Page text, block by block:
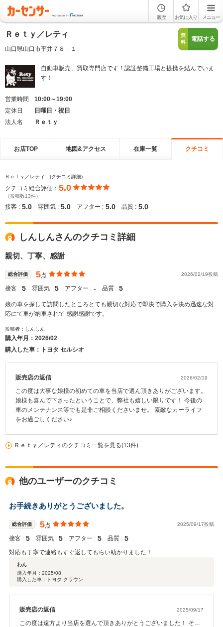
履歴 お気に入り メニュー
Ｒｅｔｙ／レティ
山口県山口市平井７８－１
無
料
電話する
自動車販売、買取専門店です！認証整備工場と提携を結んでいま
す！
営業時間
10:00～19:00
定休日
日曜日・祝日
法人名
Ｒｅｔｙ
お店TOP 地図&アクセス 在庫一覧 クチコミ
Ｒｅｔｙ／レティ (クチコミ詳細)
クチコミ総合評価： 5.0
（投稿数13件）
接客 : 5.0 雰囲気 : 5.0 アフター : 5.0 品質 : 5.0
しんしんさんのクチコミ詳細
親切、丁寧、感謝
総合評価 5点 2026/02/19投稿
接客 : 5 雰囲気 : 5 アフター : ‐ 品質 : 5
娘の車を探して訪問したところとても親切な対応で即決で購入を決め迅速な対
応にて車が納車されて 感謝感謝です。
投稿者：しんしん
購入年月： 2026/02
購入した車：トヨタ セルシオ
販売店の返信 2026/02/19
この度は大事な娘様の初めての車を当店で選ん頂きありがございます。
娘様も喜んで下さったということで、弊社も嬉しい限りです！ 今後の
車のメンテナンス等でも是非ご相談くださいませ。 素敵なカーライフ
をお過ごしください♪
Ｒｅｔｙ／レティのクチコミ一覧を見る(13件)
他のユーザーのクチコミ
お手続きありがとうございました。
総合評価 5点 2025/09/17投稿
接客 : 5 雰囲気 : 5 アフター : 5 品質 : 5
対応も丁寧で連絡もすぐ返してもらい助かりました！
わん
購入年月： 2025/08
購入した車：トヨタ クラウン
販売店の返信 2025/09/17
この度は遠方より当店を選んで頂きありがとうございました！ その